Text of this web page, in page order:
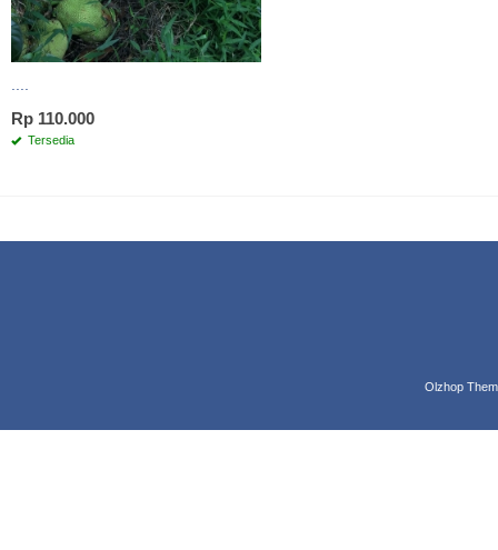
....
Rp 110.000
Tersedia
Olzhop